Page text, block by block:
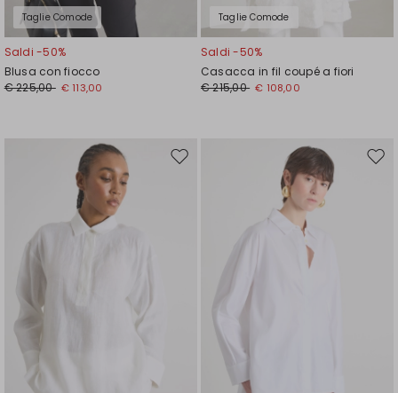
Taglie Comode
Saldi -50%
Blusa con fiocco
€ 225,00 € 113,00
Taglie Comode
Saldi -50%
Casacca in fil coupé a fiori
€ 215,00 € 108,00
Sposta